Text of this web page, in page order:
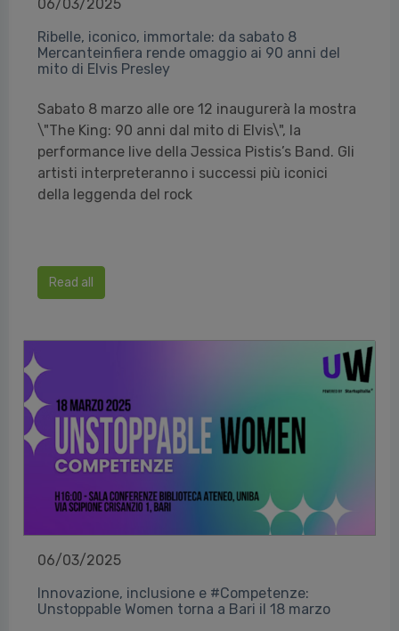
06/03/2025
Ribelle, iconico, immortale: da sabato 8
Mercanteinfiera rende omaggio ai 90 anni del
mito di Elvis Presley
Sabato 8 marzo alle ore 12 inaugurerà la mostra
\"The King: 90 anni dal mito di Elvis\", la
performance live della Jessica Pistis’s Band. Gli
artisti interpreteranno i successi più iconici
della leggenda del rock
Read all
06/03/2025
Innovazione, inclusione e #Competenze:
Unstoppable Women torna a Bari il 18 marzo